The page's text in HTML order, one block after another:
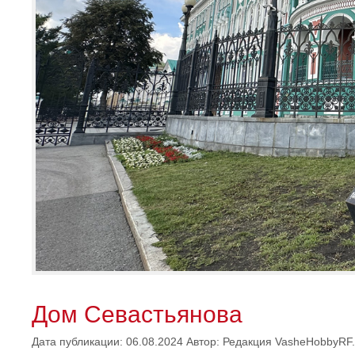
Дом Севастьянова
Дата публикации: 06.08.2024 Автор: Редакция